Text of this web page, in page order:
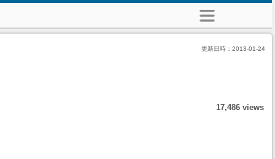
更新日時： 2013-01-24
17,486 views